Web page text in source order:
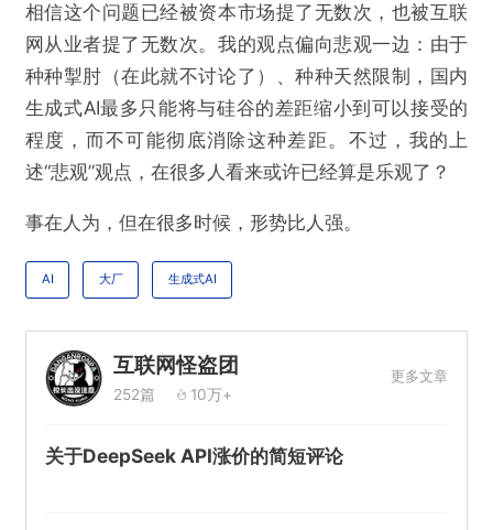
相信这个问题已经被资本市场提了无数次，也被互联
网从业者提了无数次。我的观点偏向悲观一边：由于
种种掣肘（在此就不讨论了）、种种天然限制，国内
生成式AI最多只能将与硅谷的差距缩小到可以接受的
程度，而不可能彻底消除这种差距。不过，我的上
述“悲观”观点，在很多人看来或许已经算是乐观了？
事在人为，但在很多时候，形势比人强。
AI 大厂 生成式AI
互联网怪盗团
252篇 10万+
更多文章
关于DeepSeek API涨价的简短评论